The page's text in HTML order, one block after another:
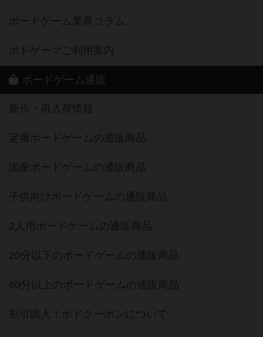
ボードゲーム業界コラム
ボドゲーマご利用案内
ボードゲーム通販
新作・再入荷情報
定番ボードゲームの通販商品
国産ボードゲームの通販商品
子供向けボードゲームの通販商品
2人用ボードゲームの通販商品
20分以下のボードゲームの通販商品
60分以上のボードゲームの通販商品
割引購入！ボドクーポンについて